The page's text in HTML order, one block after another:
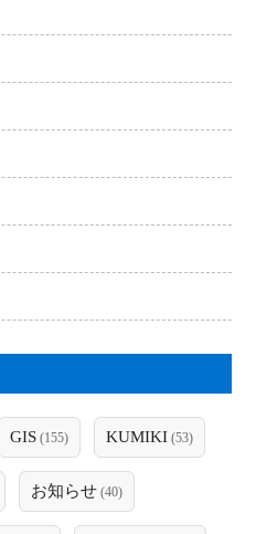
GIS (155) KUMIKI (53)
お知らせ (40)